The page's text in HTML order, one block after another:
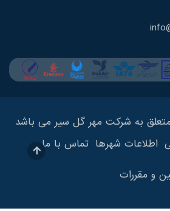
به شرکت مهر گل سیر می باشد
اطلاعات شهرها تماس با ما
و مقررات